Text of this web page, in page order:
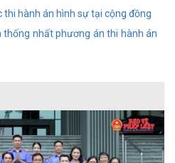
hành án hình sự tại cộng đồng
nhất phương án thi hành án